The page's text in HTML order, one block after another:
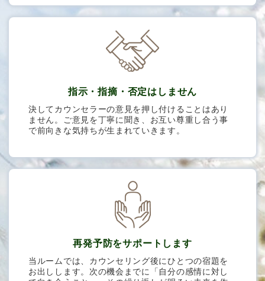
指示・指摘・否定はしません
決してカウンセラーの意見を押し付けることはあり
ません。ご意見を丁寧に聞き、お互い尊重し合う事
で前向きな気持ちが生まれていきます。
再発予防をサポートします
当ルームでは、カウンセリング後にひとつの宿題を
お出しします。次の機会までに「自分の感情に対し